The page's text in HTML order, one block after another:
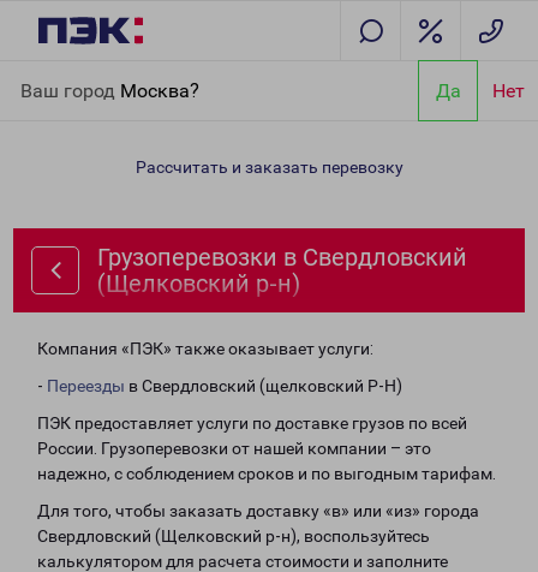
Ваш город Москва? Да Нет
(Щелковский р-н)
Рассчитать и заказать перевозку
Грузоперевозки в Свердловский
(Щелковский р-н)
Компания «ПЭК» также оказывает услуги:
- Переезды в Свердловский (щелковский Р-Н)
ПЭК предоставляет услуги по доставке грузов по всей
России. Грузоперевозки от нашей компании – это
надежно, с соблюдением сроков и по выгодным тарифам.
Для того, чтобы заказать доставку «в» или «из» города
Свердловский (Щелковский р-н), воспользуйтесь
калькулятором для расчета стоимости и заполните